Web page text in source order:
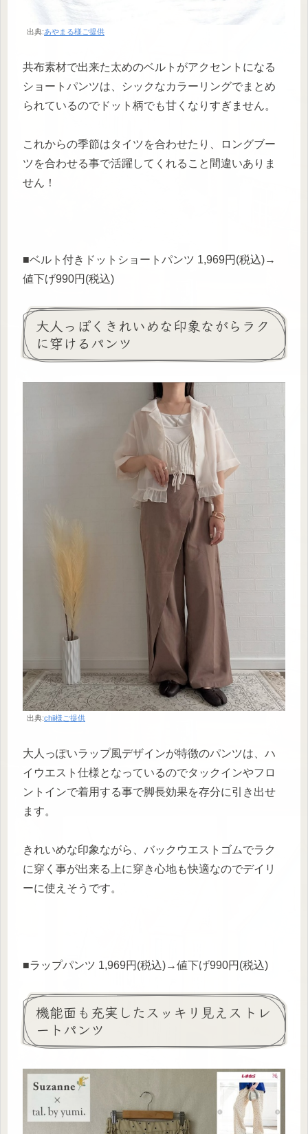
出典:あやまる様ご提供
共布素材で出来た太めのベルトがアクセントになる
ショートパンツは、シックなカラーリングでまとめ
られているのでドット柄でも甘くなりすぎません。
これからの季節はタイツを合わせたり、ロングブー
ツを合わせる事で活躍してくれること間違いありま
せん！
■ベルト付きドットショートパンツ 1,969円(税込)→
値下げ990円(税込)
大人っぽくきれいめな印象ながらラク
に穿けるパンツ
出典:chii様ご提供
大人っぽいラップ風デザインが特徴のパンツは、ハ
イウエスト仕様となっているのでタックインやフロ
ントインで着用する事で脚長効果を存分に引き出せ
ます。
きれいめな印象ながら、バックウエストゴムでラク
に穿く事が出来る上に穿き心地も快適なのでデイリ
ーに使えそうです。
■ラップパンツ 1,969円(税込)→値下げ990円(税込)
機能面も充実したスッキリ見えストレ
ートパンツ